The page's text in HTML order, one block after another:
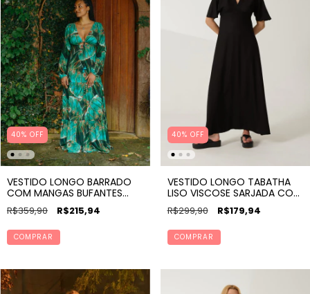
40% OFF
VESTIDO LONGO BARRADO
COM MANGAS BUFANTES
ESTAMPA ASA DE BORBOLETA
R$359,90 R$215,94
COMPRAR
40% OFF
VESTIDO LONGO TABATHA
LISO VISCOSE SARJADA COM
PONTEIRAS
R$299,90 R$179,94
COMPRAR